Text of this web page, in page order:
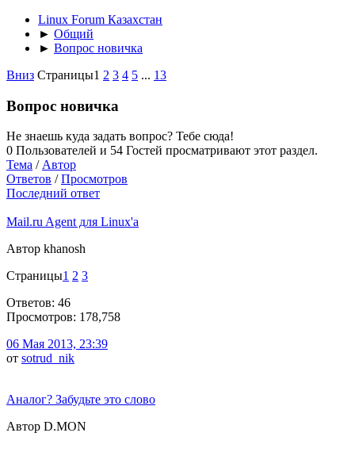
Linux Forum Казахстан
► Общий
► Вопрос новичка
Вниз Страницы1 2 3 4 5 ... 13
Вопрос новичка
Не знаешь куда задать вопрос? Тебе сюда!
0 Пользователей и 54 Гостей просматривают этот раздел.
Тема / Автор
Ответов /Просмотров
Последний ответ
Mail.ru Agent для Linux'a
Автор khanosh
Страницы1 2 3
Ответов: 46
Просмотров: 178,758
06 Мая 2013, 23:39
от sotrud_nik
Аналог? Забудьте это слово
Автор D.MON